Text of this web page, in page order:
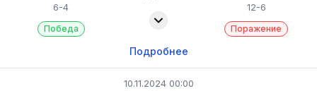
6-4
Победа
12-6
Поражение
Подробнее
10.11.2024 00:00